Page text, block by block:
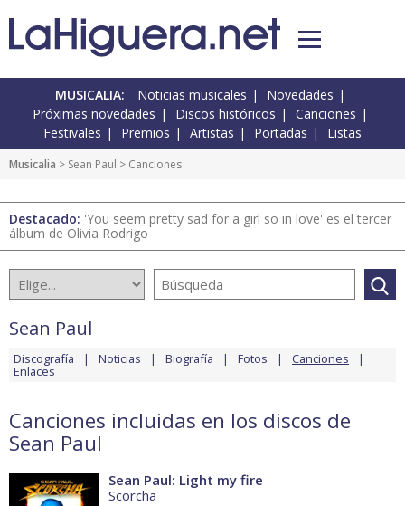
MUSICALIA: Noticias musicales
Novedades
Próximas novedades
Discos históricos
Canciones
Festivales
Premios Artistas Portadas Listas
Musicalia > Sean Paul > Canciones
Destacado: 'You seem pretty sad for a girl so in love' es el tercer
álbum de Olivia Rodrigo
Sean Paul
Discografía Noticias Biografía Fotos Canciones
Enlaces
Canciones incluidas en los discos de
Sean Paul
Sean Paul: Light my fire
Scorcha